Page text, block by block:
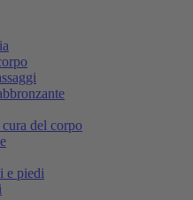
del corpo
e piedi